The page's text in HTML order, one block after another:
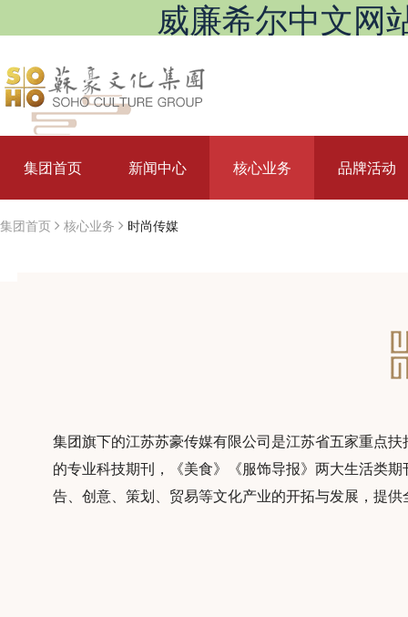
威廉希尔中文网
集团首页 新闻中心 核心业务 品牌活动
集团首页 核心业务 时尚传媒
集团旗下的江苏苏豪传媒有限公司是江苏省五家重点
的专业科技期刊，《美食》《服饰导报》两大生活类
告、创意、策划、贸易等文化产业的开拓与发展，提